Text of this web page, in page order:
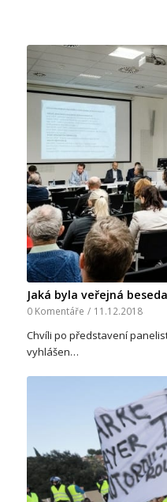
Jaká byla veřejná
0 Komentáře / 11.12.2018
Chvíli po představení
vyhlášen…